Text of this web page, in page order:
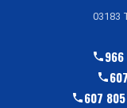
03183
607